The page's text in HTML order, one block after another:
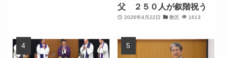
父 ２５０人が叙階祝う
2026年4月22日 教区 1613